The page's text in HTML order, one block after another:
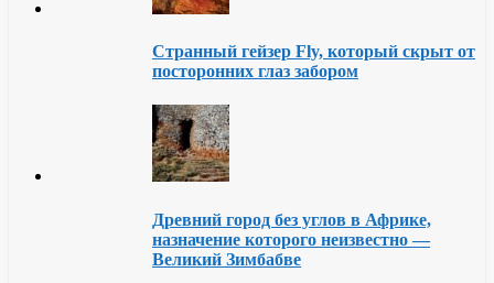
Странный гейзер Fly, который скрыт от
посторонних глаз забором
Древний город без углов в Африке,
назначение которого неизвестно —
Великий Зимбабве